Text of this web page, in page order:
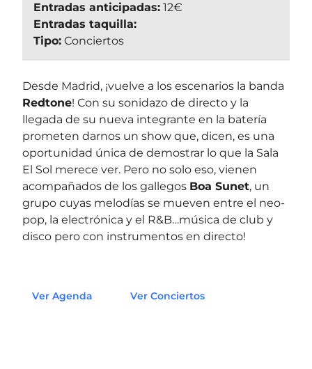
Entradas anticipadas: 12€
Entradas taquilla:
Tipo: Conciertos
Desde Madrid, ¡vuelve a los escenarios la banda
Redtone! Con su sonidazo de directo y la
llegada de su nueva integrante en la batería
prometen darnos un show que, dicen, es una
oportunidad única de demostrar lo que la Sala
El Sol merece ver. Pero no solo eso, vienen
acompañados de los gallegos Boa Sunet, un
grupo cuyas melodías se mueven entre el neo-
pop, la electrónica y el R&B…música de club y
disco pero con instrumentos en directo!
Ver Agenda Ver Conciertos